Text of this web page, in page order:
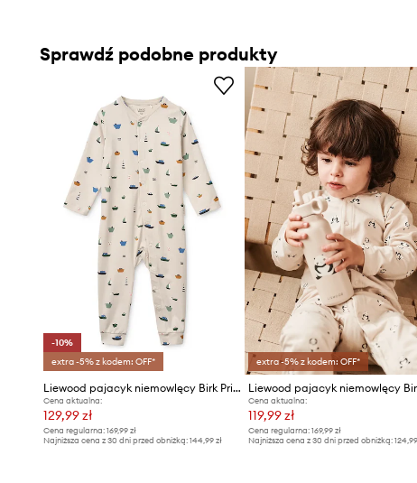
Sprawdź podobne produkty
-10%
extra -5% z kodem: OFF*
Liewood pajacyk niemowlęcy Birk Printed Pyjamas Jumpsuit
Cena aktualna:
129,99 zł
Cena regularna: 169,99 zł
Najniższa cena z 30 dni przed obniżką: 144,99 zł
extra -5% z kodem: OFF*
Cena aktualna:
119,99 zł
Cena regularna:169,99 zł
Najniższa cena z 30 dni przed obniżką: